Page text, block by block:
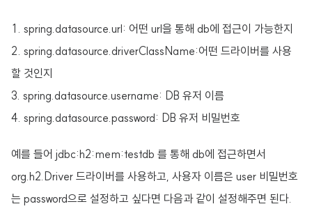
spring.datasource.url: 어떤 url을 통해 db에 접근이 가능한지
spring.datasource.driverClassName:어떤 드라이버를 사용
할 것인지
spring.datasource.username: DB 유저 이름
spring.datasource.password: DB 유저 비밀번호
예를 들어 jdbc:h2:mem:testdb 를 통해 db에 접근하면서
org.h2.Driver 드라이버를 사용하고, 사용자 이름은 user 비밀번호
는 password으로 설정하고 싶다면 다음과 같이 설정해주면 된다.